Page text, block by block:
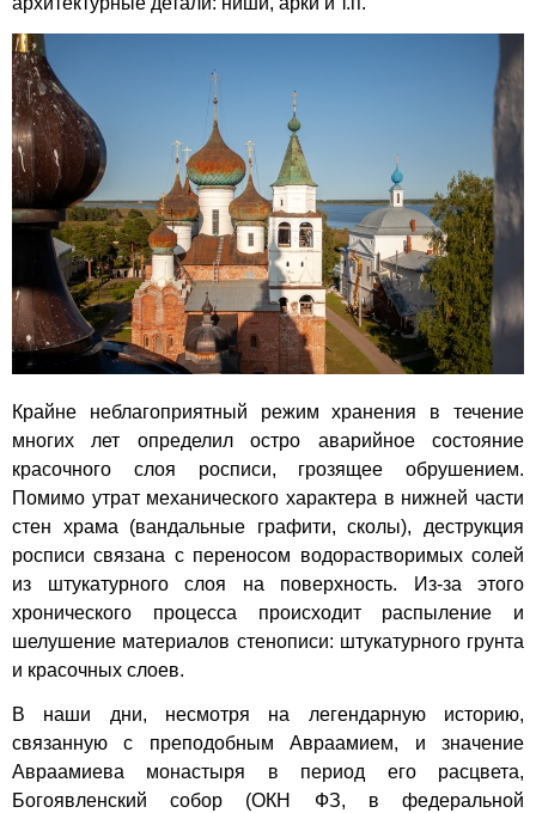
Крайне неблагоприятный режим хранения в течение
многих лет определил остро аварийное состояние
красочного слоя росписи, грозящее обрушением.
Помимо утрат механического характера в нижней части
стен храма (вандальные графити, сколы), деструкция
росписи связана с переносом водорастворимых солей
из штукатурного слоя на поверхность. Из-за этого
хронического процесса происходит распыление и
шелушение материалов стенописи: штукатурного грунта
и красочных слоев.
В наши дни, несмотря на легендарную историю,
связанную с преподобным Авраамием, и значение
Авраамиева монастыря в период его расцвета,
Богоявленский собор (ОКН ФЗ, в федеральной